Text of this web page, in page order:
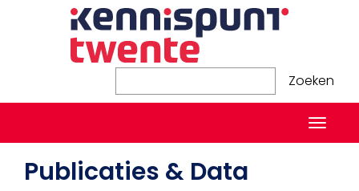
Zoeken Zoeken
Publicaties & Data